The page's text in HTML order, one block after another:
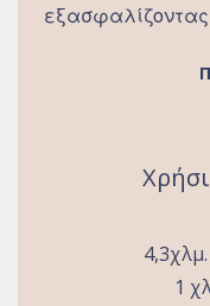
PALACE OF
ταξιδεύετε για
1